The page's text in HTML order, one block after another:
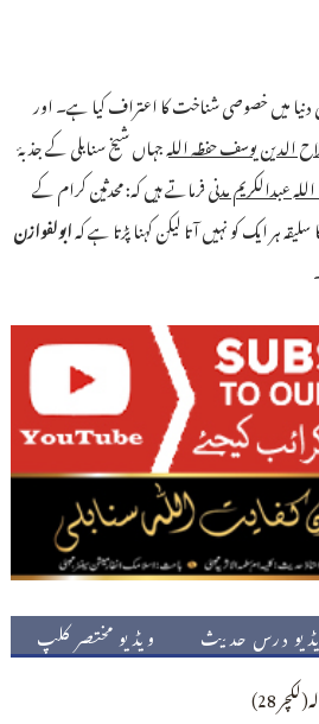
دنیا میں خصوصی شناخت کا اعتراف کیا ہے۔ اور
الدین یوسف حفظہ اللہجہاں شیخ سنابلی کے جذبۂ
عبدالکریم مدنیفرماتے ہیں کہ: محدثین کرام کے
ہر ایک کو نہیں آتا لیکن کہنا پڑتا ہے کہابولفوازن
درس حدیث
ویڈیو مختصر کلپ
28)